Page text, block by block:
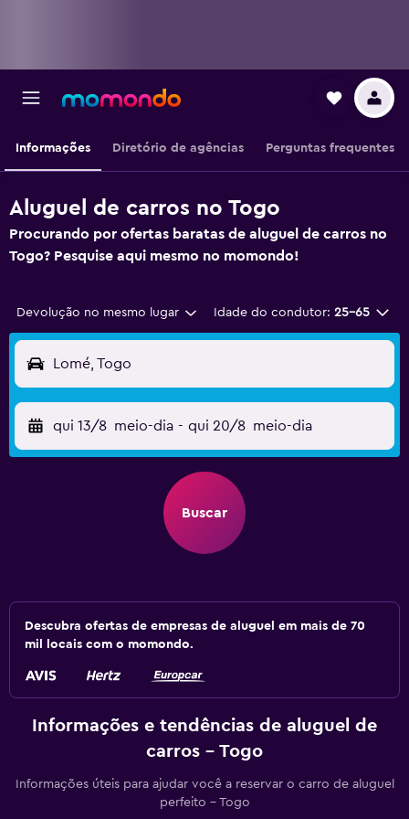
Informações Diretório de agências Perguntas frequentes
Aluguel de carros no Togo
Procurando por ofertas baratas de aluguel de carros no
Togo? Pesquise aqui mesmo no momondo!
Devolução no mesmo lugar Idade do condutor: 25-65
Lomé, Togo
qui 13/8 meio-dia - qui 20/8 meio-dia
Buscar
Descubra ofertas de empresas de aluguel em mais de 70
mil locais com o momondo.
Informações e tendências de aluguel de
carros - Togo
Informações úteis para ajudar você a reservar o carro de aluguel
perfeito - Togo